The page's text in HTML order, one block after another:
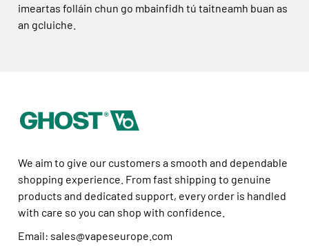
imeartas folláin chun go mbainfidh tú taitneamh buan as
an gcluiche.
We aim to give our customers a smooth and dependable
shopping experience. From fast shipping to genuine
products and dedicated support, every order is handled
with care so you can shop with confidence.
Email: sales@vapeseurope.com